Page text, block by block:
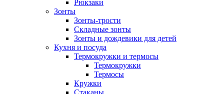
Рюкзаки
Зонты
Зонты-трости
Складные зонты
Зонты и дождевики для детей
Кухня и посуда
Термокружки и термосы
Термокружки
Термосы
Кружки
Стаканы